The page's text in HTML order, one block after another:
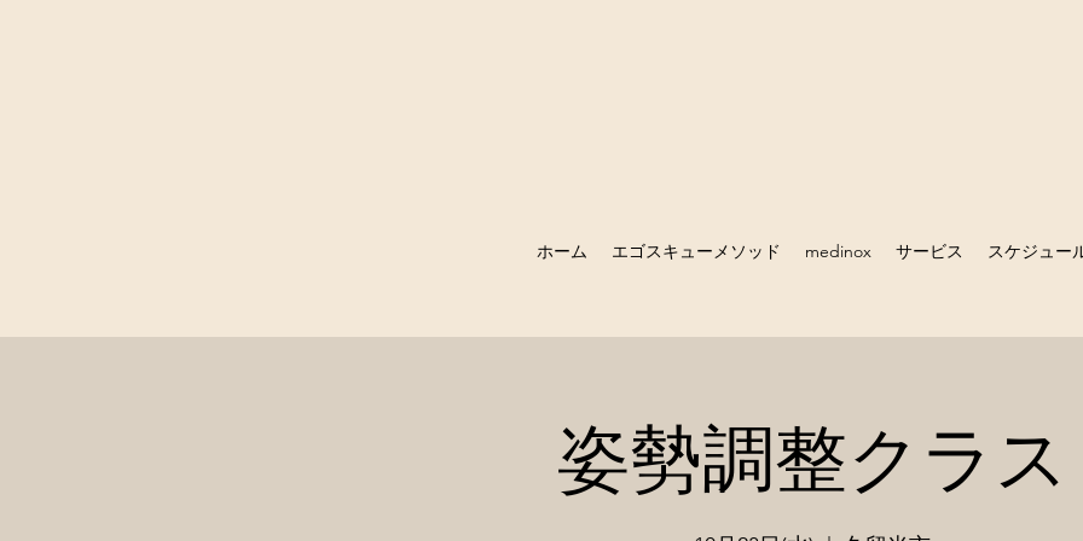
ホーム エゴスキューメソッド medinox サービス スケジュー
姿勢調整クラス